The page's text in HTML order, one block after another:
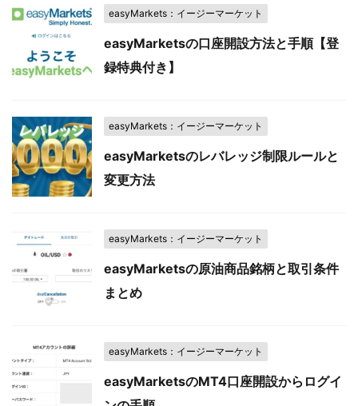
easyMarkets：イージーマーケット
easyMarketsの口座開設方法と手順【登
録特典付き】
easyMarkets：イージーマーケット
easyMarketsのレバレッジ制限ルールと
変更方法
easyMarkets：イージーマーケット
easyMarketsの原油商品銘柄と取引条件
まとめ
easyMarkets：イージーマーケット
easyMarketsのMT4口座開設からログイ